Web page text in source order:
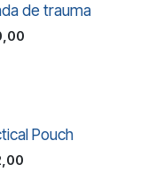
de trauma
Pouch